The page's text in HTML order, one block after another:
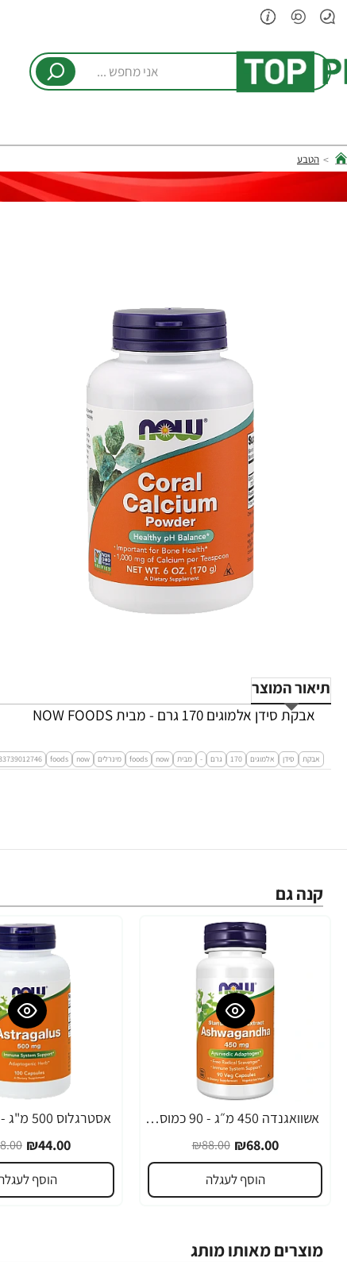
מחפש
home
הטבע
-34%
תיאור המוצר
אבקת סידן אלמוגים 170 גרם - מבית NOW FOODS
אבקת סידן אלמוגים 170 גרם - מבית now
foods מינרלים now
foods
קנה גם
-23%
אשוואגנדה 450 מ״ג - 90 כמוסות מבית NOW FOODS
₪68.00
₪88.00
הוסף לעגלה
-35%
₪44.00
הוסף
מוצרים מאותו מותג